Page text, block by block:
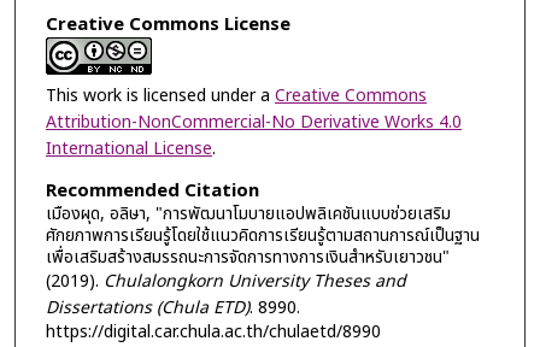
Creative Commons License
This work is licensed under a Creative Commons
Attribution-NonCommercial-No Derivative Works 4.0
International License.
Recommended Citation
เมืองผุด, อลิษา, "การพัฒนาโมบายแอปพลิเคชันแบบช่วยเสริม
ศักยภาพการเรียนรู้โดยใช้แนวคิดการเรียนรู้ตามสถานการณ์เป็นฐาน
เพื่อเสริมสร้างสมรรถนะการจัดการทางการเงินสำหรับเยาวชน"
(2019). Chulalongkorn University Theses and
Dissertations (Chula ETD). 8990.
https://digital.car.chula.ac.th/chulaetd/8990